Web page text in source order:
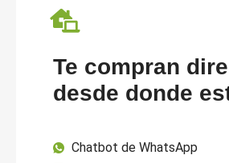
Te compran
desde donde
Chatbot de WhatsApp